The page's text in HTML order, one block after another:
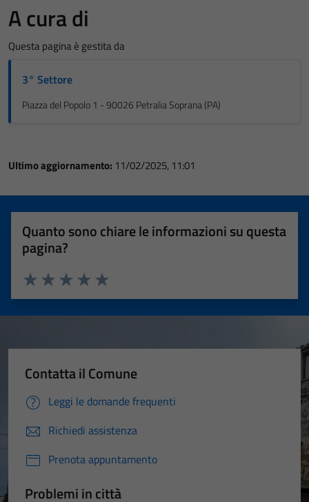
A cura di
Questa pagina è gestita da
3° Settore
Piazza del Popolo 1 - 90026 Petralia Soprana (PA)
Ultimo aggiornamento: 11/02/2025, 11:01
Quanto sono chiare le informazioni su questa
pagina?
Valuta 5 stelle su 5
Valuta 4 stelle su 5
Valuta 3 stelle su 5
Valuta 2 stelle su 5
Valuta 1 stelle su 5
Contatta il Comune
Leggi le domande frequenti
Richiedi assistenza
Prenota appuntamento
Problemi in città